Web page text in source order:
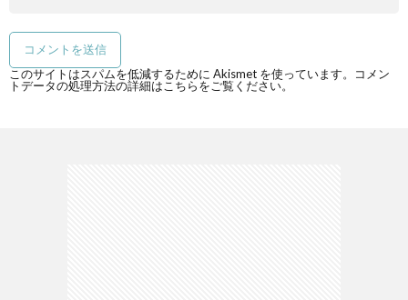
このサイトはスパムを低減するために Akismet を使っています。
コメン
トデータの処理方法の詳細はこちらをご覧ください。